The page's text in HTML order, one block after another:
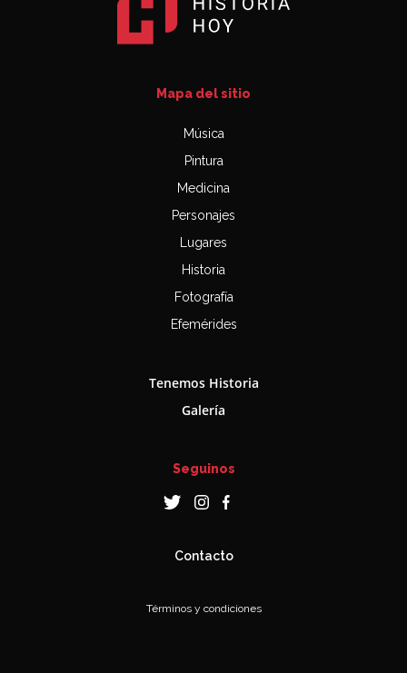
Mapa del sitio
Música
Pintura
Medicina
Personajes
Lugares
Historia
Fotografía
Efemérides
Tenemos Historia
Galería
Seguinos
Contacto
Términos y condiciones